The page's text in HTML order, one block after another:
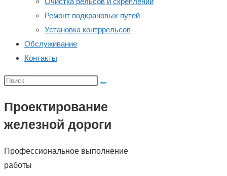
Ремонт подкрановых путей
Установка контррельсов
Обслуживание
Контакты
Проектирование
железной дороги
Профессиональное выполнение
работы